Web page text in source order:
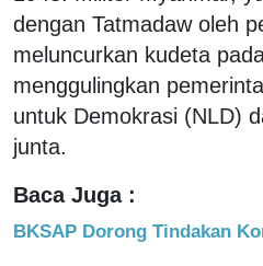
dengan Tatmadaw oleh
meluncurkan kudeta
menggulingkan
untuk Demokrasi (NLD)
junta.
Baca Juga :
BKSAP Dorong Tindakan